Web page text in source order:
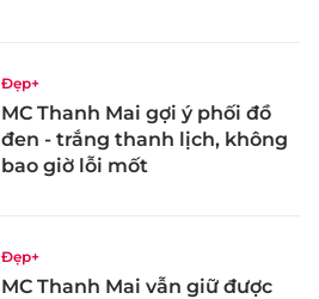
Đẹp+
MC Thanh Mai gợi ý phối đồ
đen - trắng thanh lịch, không
bao giờ lỗi mốt
Đẹp+
MC Thanh Mai vẫn giữ được